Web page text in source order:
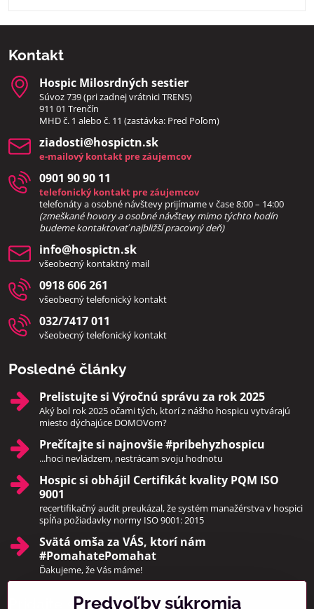
Kontakt
Hospic Milosrdných sestier
Súvoz 739 (pri zadnej vrátnici TRENS)
911 01 Trenčín
MHD č. 1 alebo č. 11 (zastávka: Pred Poľom)
ziadosti​@hospictn​.sk
e-mailový kontakt pre záujemcov
0901 90 90 11
telefonický kontakt pre záujemcov
telefonáty a osobné návštevy prijímame v čase 8:00 – 14:00
(zmeškané hovory a osobné návštevy mimo týchto hodín
budeme kontaktovať najbližší pracovný deň)
info​@hospictn​.sk
všeobecný kontaktný mail
0918 606 261
všeobecný telefonický kontakt
032/7417 011
všeobecný telefonický kontakt
Posledné články
Prelistujte si Výročnú správu za rok 2025
Aký bol rok 2025 očami tých, ktorí z nášho hospicu vytvárajú
miesto dýchajúce DOMOVom?
Prečítajte si najnovšie #pribehyzhospicu
...hoci nevládzem, nestrácam svoju hodnotu
Hospic si obhájil Certifikát kvality PQM ISO
9001
recertifikačný audit preukázal, že systém manažérstva v hospici
spĺňa požiadavky normy ISO 9001: 2015
Svätá omša za VÁS, ktorí nám
#PomahatePomahat
Ďakujeme, že Vás máme!
Pridajte sa k námPredvoľby súkromia